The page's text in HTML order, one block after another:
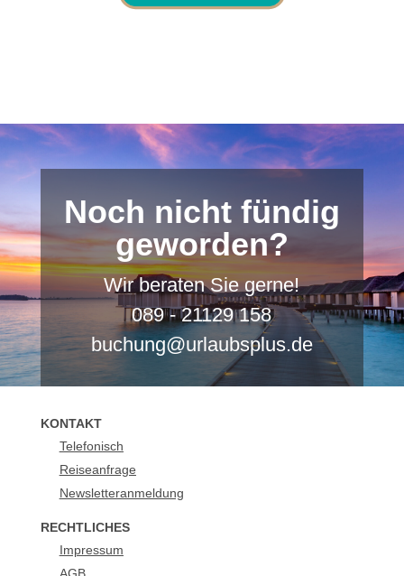
Noch nicht fündig
geworden?
Wir beraten Sie gerne!
089 - 21129 158
buchung@urlaubsplus.de
KONTAKT
Telefonisch
Reiseanfrage
Newsletteranmeldung
RECHTLICHES
Impressum